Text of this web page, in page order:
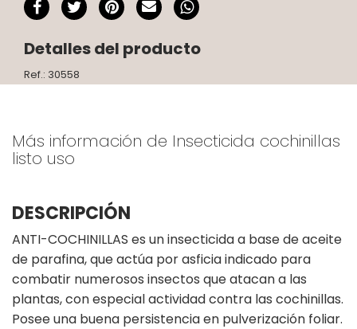
Detalles del producto
Ref.: 30558
Más información de Insecticida cochinillas
listo uso
DESCRIPCIÓN
ANTI-COCHINILLAS es un insecticida a base de aceite
de parafina, que actúa por asficia indicado para
combatir numerosos insectos que atacan a las
plantas, con especial actividad contra las cochinillas.
Posee una buena persistencia en pulverización foliar.